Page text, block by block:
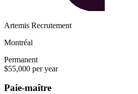
Artemis Recrutement
Montréal
Permanent
$55,000 per year
Paie-maître